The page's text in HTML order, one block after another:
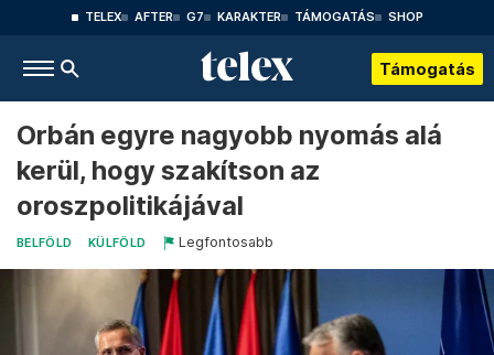
TELEX AFTER G7 KARAKTER TÁMOGATÁS SHOP
Támogatás
Orbán egyre nagyobb nyomás alá
kerül, hogy szakítson az
oroszpolitikájával
BELFÖLD KÜLFÖLD Legfontosabb